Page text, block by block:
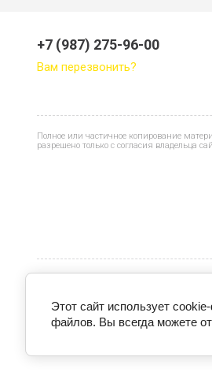
+7 (987) 275-96-00
Вам перезвонить?
Полное или частичное копирование
разрешено только с согласия владельца
Этот сайт использует
файлов. Вы всегда можете